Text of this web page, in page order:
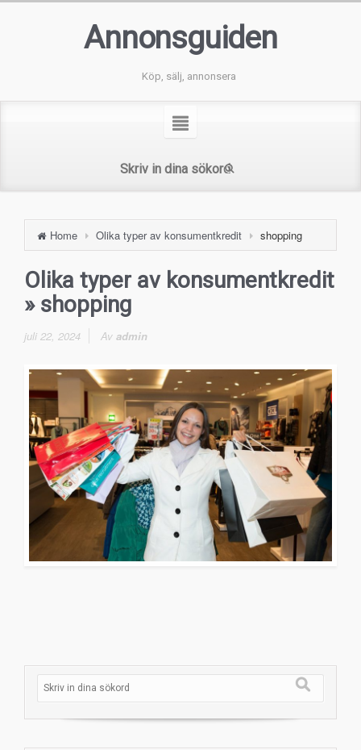
Annonsguiden
Köp, sälj, annonsera
Home Olika typer av konsumentkredit shopping
Olika typer av konsumentkredit
» shopping
juli 22, 2024 Av admin